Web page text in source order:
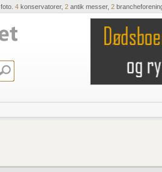
4konservatorer, 2antik messer, 2